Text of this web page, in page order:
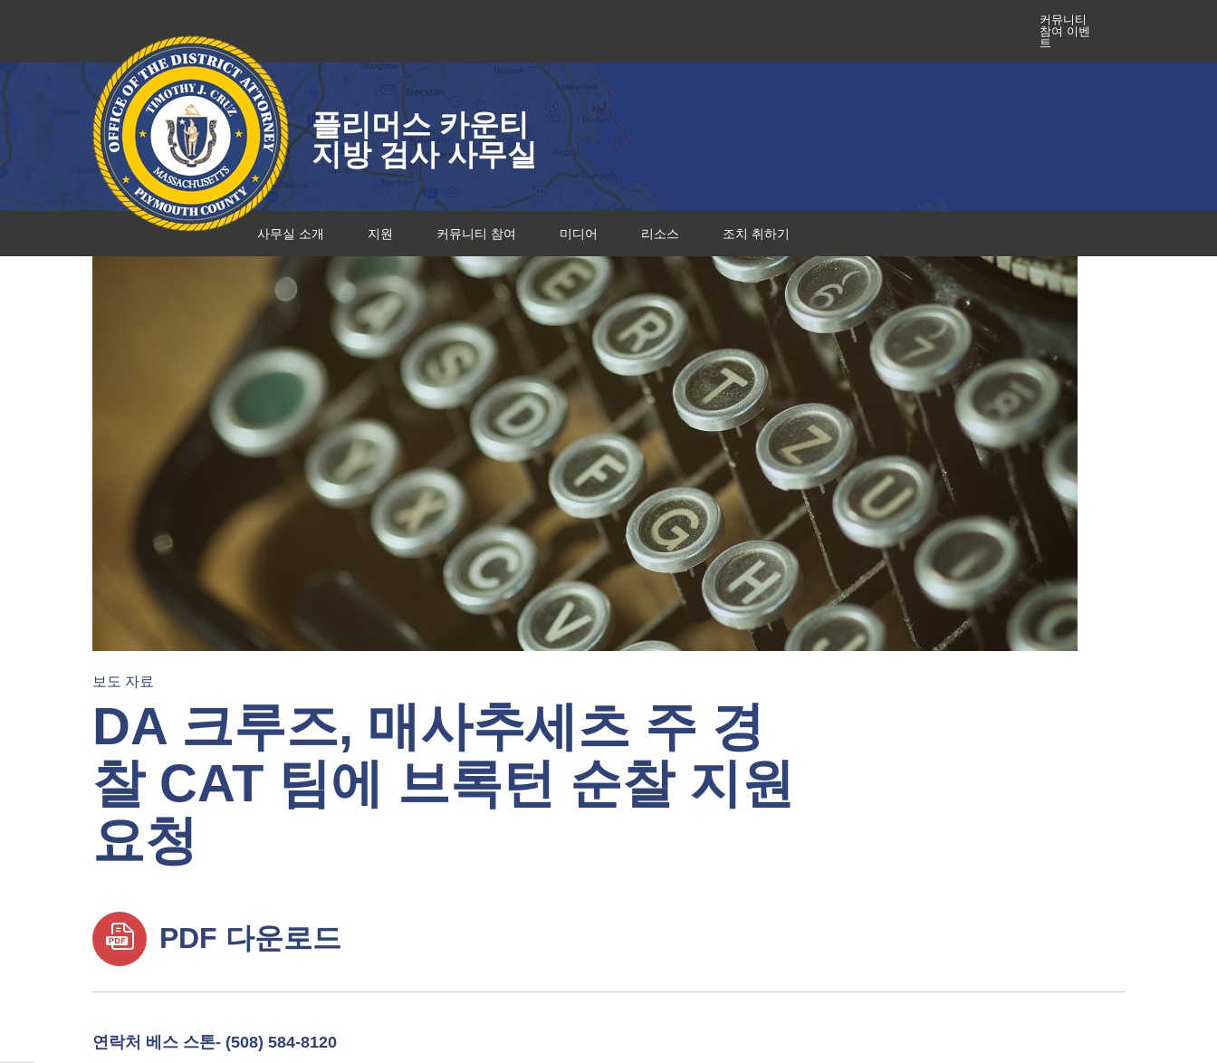
로
건
뛰
기
커뮤니티
참여 이벤
트
플리머스 카운티
지방 검사 사무실
사무실 소개 지원 커뮤니티 참여 미디어 리소스 조치 취하기
보도 자료
DA 크루즈, 매사추세츠 주 경
찰 CAT 팀에 브록턴 순찰 지원
요청
PDF 다운로드
연락처 베스 스톤- (508) 584-8120